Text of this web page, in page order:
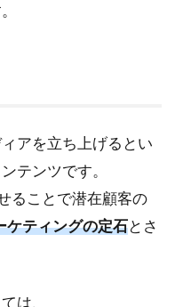
アを立ち上げるとい
テンツです。
ることで潜在顧客の
ケティングの定石とさ
は、